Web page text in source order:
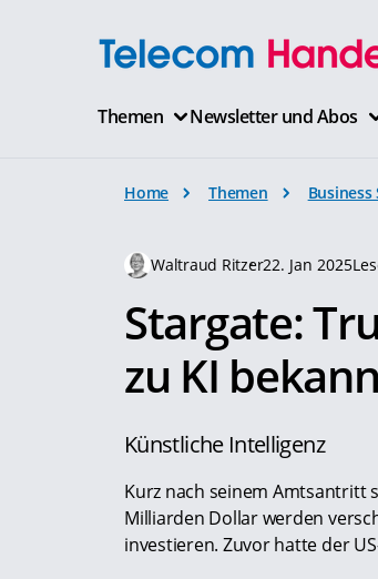
Themen Newsletter und Abos
Home Themen
Waltraud Ritzer22. Jan 2025
Stargate:
zu KI
Künstliche Intelligenz
Kurz nach seinem Amtsantritt
Milliarden Dollar werden
investieren. Zuvor hatte der